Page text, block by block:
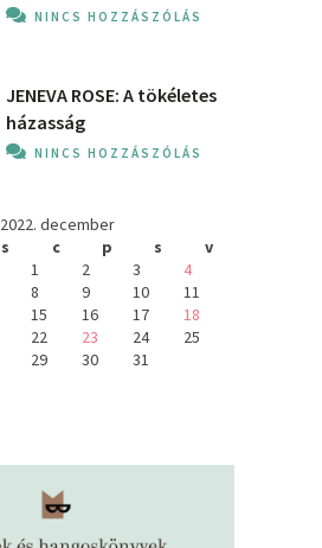
NINCS HOZZÁSZÓLÁS
JENEVA ROSE: A ​tökéletes
házasság
NINCS HOZZÁSZÓLÁS
2022. december
s c p s
v
1
2 3
4
8 9 10
11
15 16 17
18
22 23 24
25
29 30 31